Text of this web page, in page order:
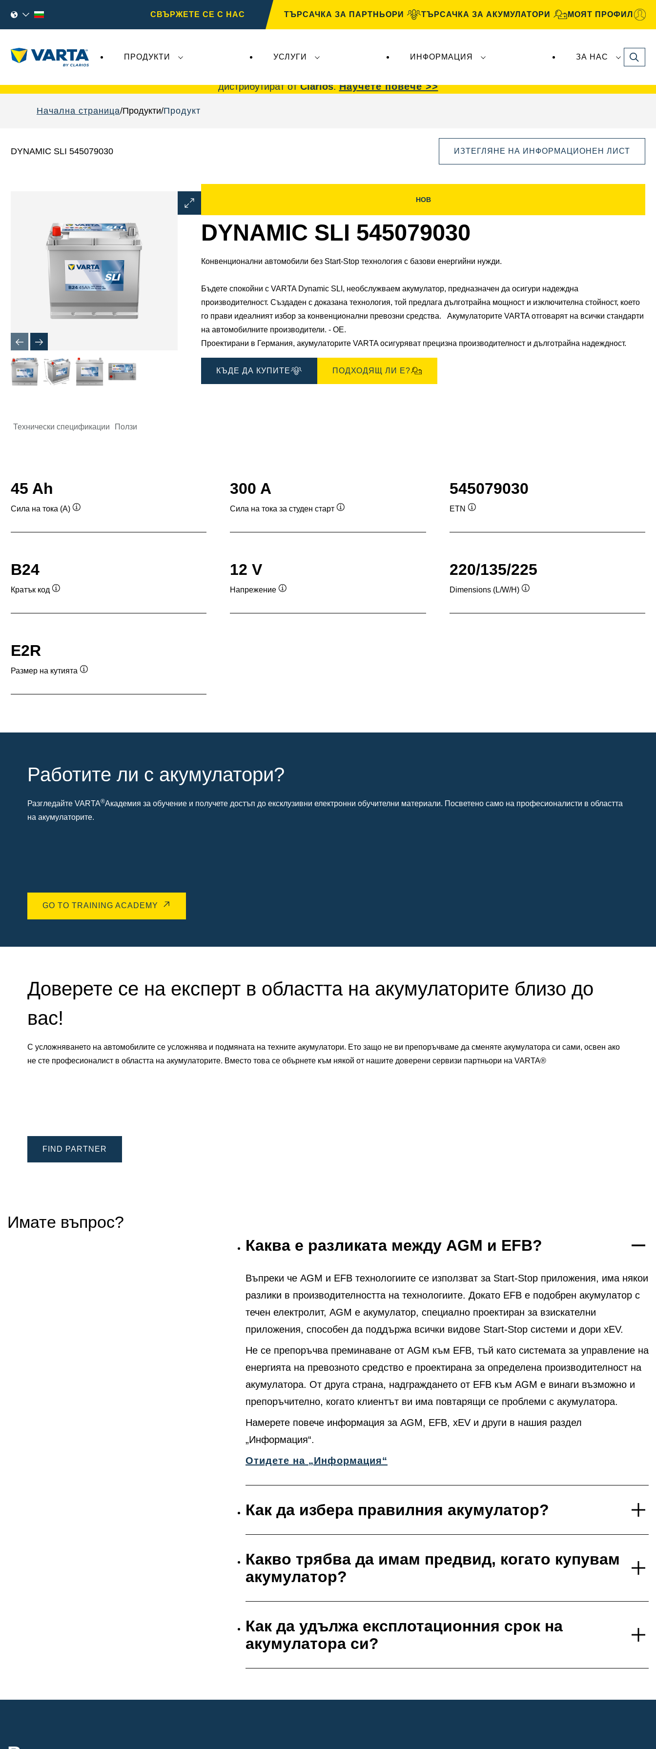
СВЪРЖЕТЕ СЕ С НАС ТЪРСАЧКА ЗА ПАРТНЬОРИ ТЪРСАЧКА ЗА АКУМУЛАТОРИ МОЯТ ПРОФИЛ
ПРОДУКТИ УСЛУГИ ИНФОРМАЦИЯ ЗА НАС Search
дистрибутират отClarios.Научете повече >>
Начална страница Продукти Продукт
DYNAMIC SLI 545079030 ИЗТЕГЛЯНЕ НА ИНФОРМАЦИОНЕН ЛИСТ
Отваряне
на
прозорец
прозорец
за
НОВ
DYNAMIC SLI 545079030
Конвенционални автомобили без Start-Stop технология с базови енергийни нужди.
Бъдете спокойни с VARTA Dynamic SLI, необслужваем акумулатор, предназначен да осигури надеждна
производителност. Създаден с доказана технология, той предлага дълготрайна мощност и изключителна стойност, което
го прави идеалният избор за конвенционални превозни средства. ​ Акумулаторите VARTA отговарят на всички стандарти
на автомобилните производители. - ОЕ.
Проектирани в Германия, акумулаторите VARTA осигуряват прецизна производителност и дълготрайна надеждност.​
КЪДЕ ДА КУПИТЕ ПОДХОДЯЩ ЛИ Е?
Технически спецификации Ползи
45 Ah
Сила на тока (A)
300 A
Сила на тока за студен старт
545079030
ETN
B24
Кратък код
12 V
Напрежение
220/135/225
Dimensions (L/W/H)
E2R
Размер на кутията
Работите ли с акумулатори?
Разгледайте VARTA®Академия за обучение и получете достъп до ексклузивни електронни обучителни материали. Посветено само на професионалисти в областта
на акумулаторите.
GO TO TRAINING ACADEMY
Доверете се на експерт в областта на акумулаторите близо до
вас!
С усложняването на автомобилите се усложнява и подмяната на техните акумулатори. Ето защо не ви препоръчваме да сменяте акумулатора си сами, освен ако
не сте професионалист в областта на акумулаторите. Вместо това се обърнете към някой от нашите доверени сервизи партньори на VARTA®
FIND PARTNER
Имате въпрос?
Каква е разликата между AGM и EFB?
Въпреки че AGM и EFB технологиите се използват за Start-Stop приложения, има някои
разлики в производителността на технологиите. Докато EFB е подобрен акумулатор с
течен електролит, AGM е акумулатор, специално проектиран за взискателни
приложения, способен да поддържа всички видове Start-Stop системи и дори xEV.
Не се препоръчва преминаване от AGM към EFB, тъй като системата за управление на
енергията на превозното средство е проектирана за определена производителност на
акумулатора. От друга страна, надграждането от EFB към AGM е винаги възможно и
препоръчително, когато клиентът ви има повтарящи се проблеми с акумулатора.
Намерете повече информация за AGM, EFB, xEV и други в нашия раздел
„Информация“.
Отидете на „Информация“
Как да избера правилния акумулатор?
Какво трябва да имам предвид, когато купувам
акумулатор?
Как да удължа експлотационния срок на
акумулатора си?